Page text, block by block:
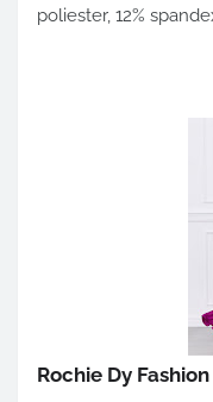
poliester, 12%
Rochie Dy